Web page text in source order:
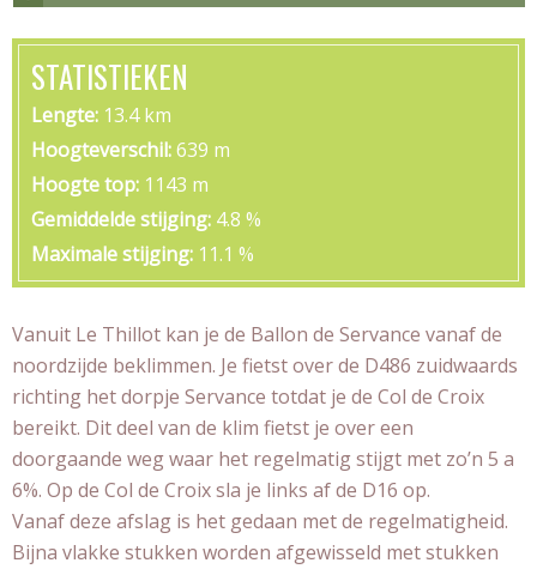
STATISTIEKEN
Lengte 13.4 km
Hoogteverschil 639 m
Hoogte top 1143 m
Gemiddelde stijging 4.8 %
Maximale stijging 11.1 %
Vanuit Le Thillot kan je de Ballon de Servance vanaf de
noordzijde beklimmen. Je fietst over de D486 zuidwaards
richting het dorpje Servance totdat je de Col de Croix
bereikt. Dit deel van de klim fietst je over een
doorgaande weg waar het regelmatig stijgt met zo’n 5 a
6%. Op de Col de Croix sla je links af de D16 op.
Vanaf deze afslag is het gedaan met de regelmatigheid.
Bijna vlakke stukken worden afgewisseld met stukken